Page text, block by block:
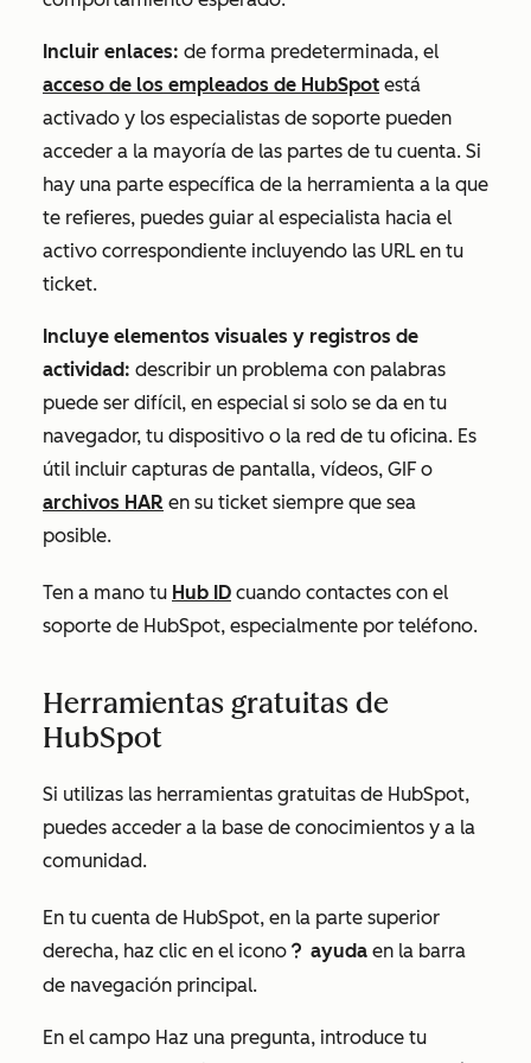
Incluir enlaces: de forma predeterminada, el
acceso de los empleados de HubSpot está
activado y los especialistas de soporte pueden
acceder a la mayoría de las partes de tu cuenta. Si
hay una parte específica de la herramienta a la que
te refieres, puedes guiar al especialista hacia el
activo correspondiente incluyendo las URL en tu
ticket.
Incluye elementos visuales y registros de
actividad: describir un problema con palabras
puede ser difícil, en especial si solo se da en tu
navegador, tu dispositivo o la red de tu oficina. Es
útil incluir capturas de pantalla, vídeos, GIF o
archivos HAR en su ticket siempre que sea
posible.
Ten a mano tu Hub ID cuando contactes con el
soporte de HubSpot, especialmente por teléfono.
Herramientas gratuitas de
HubSpot
Si utilizas las herramientas gratuitas de HubSpot,
puedes acceder a la base de conocimientos y a la
comunidad.
En tu cuenta de HubSpot, en la parte superior
derecha, haz clic en el icono questioncircleIcon help ayuda en la barra
de navegación principal.
En el campo Haz una pregunta, introduce tu